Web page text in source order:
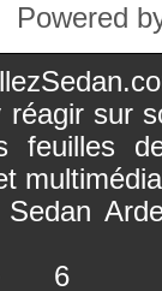
Powered
réagir sur
feuilles
Sedan